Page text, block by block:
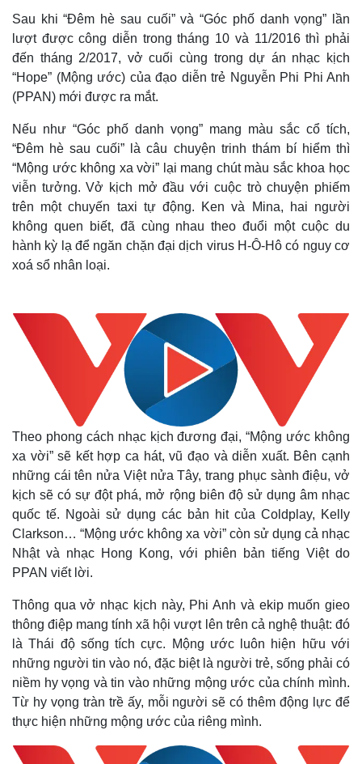
Sau khi “Đêm hè sau cuối” và “Góc phố danh vọng” lần
lượt được công diễn trong tháng 10 và 11/2016 thì phải
đến tháng 2/2017, vở cuối cùng trong dự án nhạc kịch
“Hope” (Mộng ước) của đạo diễn trẻ Nguyễn Phi Phi Anh
(PPAN) mới được ra mắt.
Nếu như “Góc phố danh vọng” mang màu sắc cổ tích,
“Đêm hè sau cuối” là câu chuyện trinh thám bí hiểm thì
“Mộng ước không xa vời” lại mang chút màu sắc khoa học
viễn tưởng. Vở kịch mở đầu với cuộc trò chuyện phiếm
trên một chuyến taxi tự động. Ken và Mina, hai người
không quen biết, đã cùng nhau theo đuổi một cuộc du
hành kỳ lạ để ngăn chặn đại dịch virus H-Ô-Hô có nguy cơ
xoá sổ nhân loại.
Theo phong cách nhạc kịch đương đại, “Mộng ước không
xa vời” sẽ kết hợp ca hát, vũ đạo và diễn xuất. Bên cạnh
những cái tên nửa Việt nửa Tây, trang phục sành điệu, vở
kịch sẽ có sự đột phá, mở rộng biên độ sử dụng âm nhạc
quốc tế. Ngoài sử dụng các bản hit của Coldplay, Kelly
Clarkson… “Mộng ước không xa vời” còn sử dụng cả nhạc
Nhật và nhạc Hong Kong, với phiên bản tiếng Việt do
PPAN viết lời.
Thông qua vở nhạc kịch này, Phi Anh và ekip muốn gieo
thông điệp mang tính xã hội vượt lên trên cả nghệ thuật: đó
là Thái độ sống tích cực. Mộng ước luôn hiện hữu với
những người tin vào nó, đặc biệt là người trẻ, sống phải có
niềm hy vọng và tin vào những mộng ước của chính mình.
Từ hy vọng tràn trề ấy, mỗi người sẽ có thêm động lực để
thực hiện những mộng ước của riêng mình.